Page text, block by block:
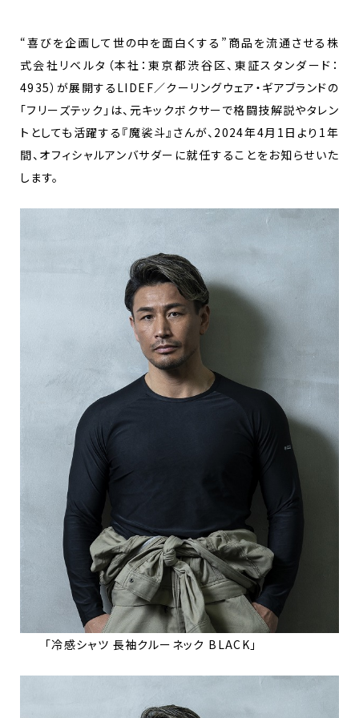
“喜びを企画して世の中を面白くする”商品を流通させる株
式会社リベルタ（本社：東京都渋谷区、東証スタンダード：
4935）が展開するLIDEF／クーリングウェア・ギアブランドの
「フリーズテック」は、元キックボクサーで格闘技解説やタレン
トとしても活躍する『魔裟斗』さんが、2024年4月1日より1年
間、オフィシャルアンバサダーに就任することをお知らせいた
します。
「冷感シャツ 長袖クルーネック BLACK」